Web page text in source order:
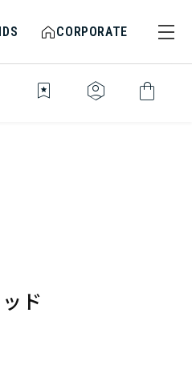
CORPORATE
bookmark_star identity_platform shopping_bag
ド